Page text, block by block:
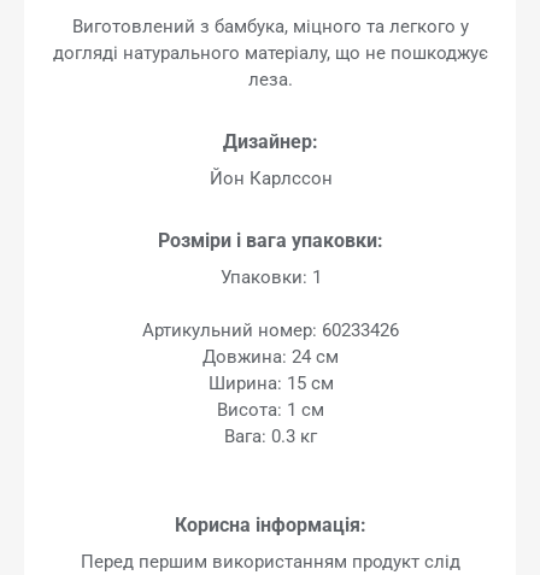
Виготовлений з бамбука, міцного та легкого у
догляді натурального матеріалу, що не пошкоджує
леза.
Дизайнер:
Йон Карлссон
Розміри і вага упаковки:
Упаковки: 1
Артикульний номер: 60233426
Довжина: 24 см
Ширина: 15 см
Висота: 1 см
Вага: 0.3 кг
Корисна інформація:
Перед першим використанням продукт слід